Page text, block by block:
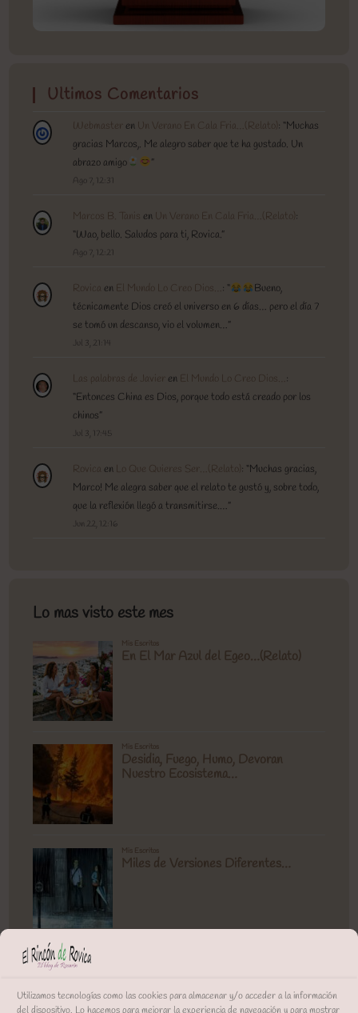
Utilizamos tecnologías como las cookies para almacenar y/o acceder a la información
Ultimos Comentarios
Webmaster en Un Verano En Cala Fria…(Relato) : “Muchas
gracias Marcos,. Me alegro saber que te ha gustado. Un
abrazo amigo
”
Ago 7, 12:31
Marcos B. Tanis en Un Verano En Cala Fria…(Relato) :
“Wao, bello. Saludos para ti, Rovica.”
Ago 7, 12:21
Rovica en El Mundo Lo Creo Dios… : “
Bueno,
técnicamente Dios creó el universo en 6 días… pero el día 7
se tomó un descanso, vio el volumen…”
Jul 3, 21:14
Las palabras de Javier en El Mundo Lo Creo Dios… :
“Entonces China es Dios, porque todo está creado por los
chinos”
Jul 3, 17:45
Rovica en Lo Que Quieres Ser…(Relato) : “Muchas gracias,
Marco! Me alegra saber que el relato te gustó y, sobre todo,
que la reflexión llegó a transmitirse.…”
Jun 22, 12:16
Lo mas visto este mes